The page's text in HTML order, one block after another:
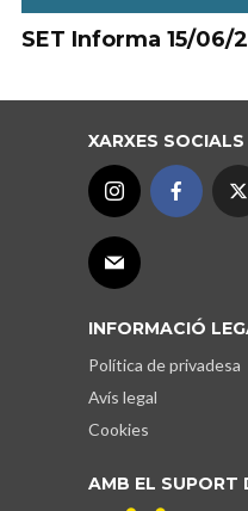
SET Informa 15/06/
XARXES SOCIALS
INFORMACIÓ
Política de privadesa
Avís legal
Cookies
AMB EL SUPORT